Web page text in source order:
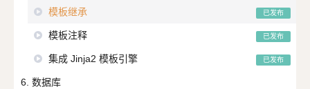
模板继承 已发布
模板注释 已发布
集成 Jinja2 模板引擎 已发布
6. 数据库